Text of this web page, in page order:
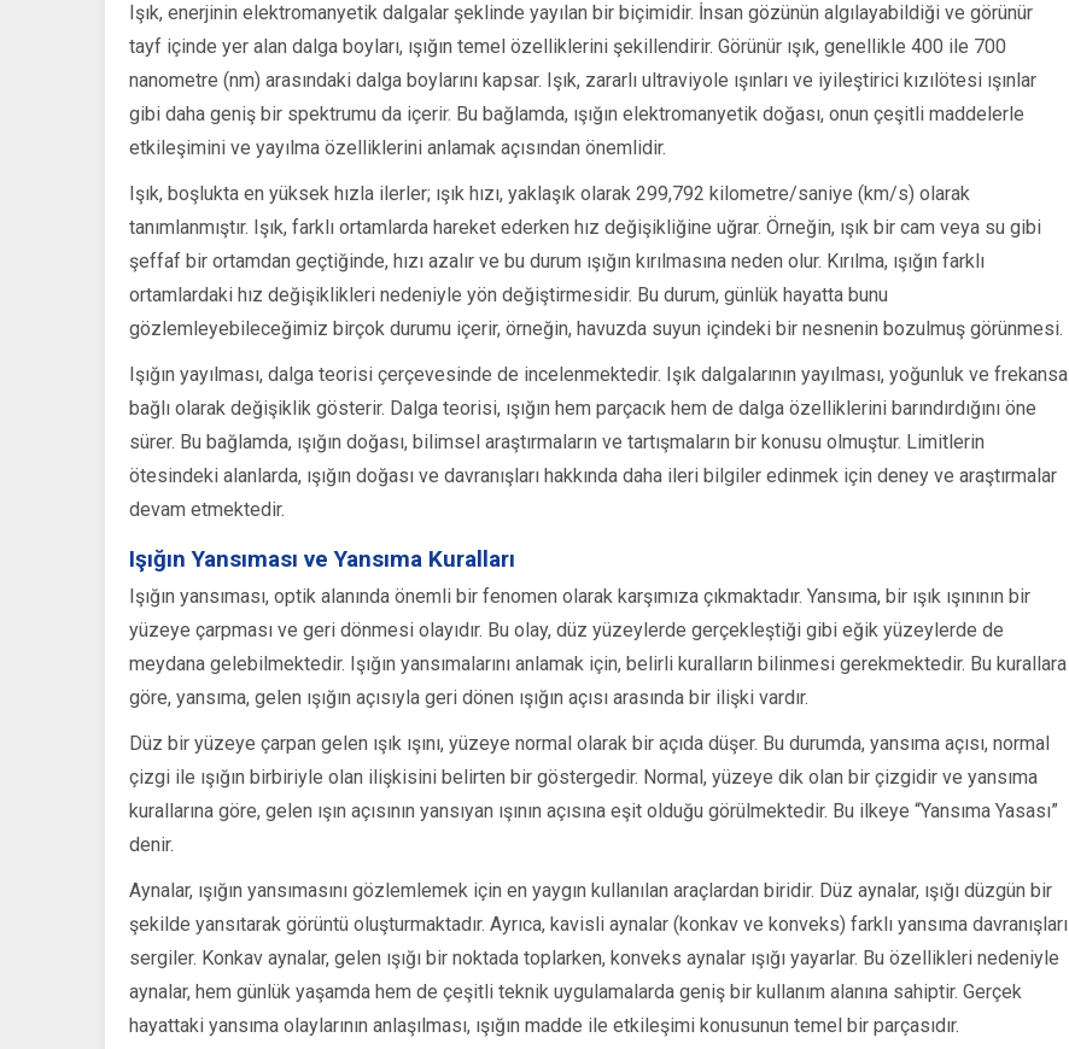
Işık, enerjinin elektromanyetik dalgalar şeklinde yayılan bir biçimidir. İnsan gözünün algılayabildiği ve görünür
tayf içinde yer alan dalga boyları, ışığın temel özelliklerini şekillendirir. Görünür ışık, genellikle 400 ile 700
nanometre (nm) arasındaki dalga boylarını kapsar. Işık, zararlı ultraviyole ışınları ve iyileştirici kızılötesi ışınlar
gibi daha geniş bir spektrumu da içerir. Bu bağlamda, ışığın elektromanyetik doğası, onun çeşitli maddelerle
etkileşimini ve yayılma özelliklerini anlamak açısından önemlidir.
Işık, boşlukta en yüksek hızla ilerler; ışık hızı, yaklaşık olarak 299,792 kilometre/saniye (km/s) olarak
tanımlanmıştır. Işık, farklı ortamlarda hareket ederken hız değişikliğine uğrar. Örneğin, ışık bir cam veya su gibi
şeffaf bir ortamdan geçtiğinde, hızı azalır ve bu durum ışığın kırılmasına neden olur. Kırılma, ışığın farklı
ortamlardaki hız değişiklikleri nedeniyle yön değiştirmesidir. Bu durum, günlük hayatta bunu
gözlemleyebileceğimiz birçok durumu içerir, örneğin, havuzda suyun içindeki bir nesnenin bozulmuş görünmesi.
Işığın yayılması, dalga teorisi çerçevesinde de incelenmektedir. Işık dalgalarının yayılması, yoğunluk ve frekansa
bağlı olarak değişiklik gösterir. Dalga teorisi, ışığın hem parçacık hem de dalga özelliklerini barındırdığını öne
sürer. Bu bağlamda, ışığın doğası, bilimsel araştırmaların ve tartışmaların bir konusu olmuştur. Limitlerin
ötesindeki alanlarda, ışığın doğası ve davranışları hakkında daha ileri bilgiler edinmek için deney ve araştırmalar
devam etmektedir.
Işığın Yansıması ve Yansıma Kuralları
Işığın yansıması, optik alanında önemli bir fenomen olarak karşımıza çıkmaktadır. Yansıma, bir ışık ışınının bir
yüzeye çarpması ve geri dönmesi olayıdır. Bu olay, düz yüzeylerde gerçekleştiği gibi eğik yüzeylerde de
meydana gelebilmektedir. Işığın yansımalarını anlamak için, belirli kuralların bilinmesi gerekmektedir. Bu kurallara
göre, yansıma, gelen ışığın açısıyla geri dönen ışığın açısı arasında bir ilişki vardır.
Düz bir yüzeye çarpan gelen ışık ışını, yüzeye normal olarak bir açıda düşer. Bu durumda, yansıma açısı, normal
çizgi ile ışığın birbiriyle olan ilişkisini belirten bir göstergedir. Normal, yüzeye dik olan bir çizgidir ve yansıma
kurallarına göre, gelen ışın açısının yansıyan ışının açısına eşit olduğu görülmektedir. Bu ilkeye “Yansıma Yasası”
denir.
Aynalar, ışığın yansımasını gözlemlemek için en yaygın kullanılan araçlardan biridir. Düz aynalar, ışığı düzgün bir
şekilde yansıtarak görüntü oluşturmaktadır. Ayrıca, kavisli aynalar (konkav ve konveks) farklı yansıma davranışları
sergiler. Konkav aynalar, gelen ışığı bir noktada toplarken, konveks aynalar ışığı yayarlar. Bu özellikleri nedeniyle
aynalar, hem günlük yaşamda hem de çeşitli teknik uygulamalarda geniş bir kullanım alanına sahiptir. Gerçek
hayattaki yansıma olaylarının anlaşılması, ışığın madde ile etkileşimi konusunun temel bir parçasıdır.